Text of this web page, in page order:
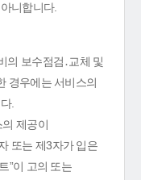
니합니다.
의 보수점검․교체 및
경우에는 서비스의
.
제공이
또는 제3자가 입은
”이 고의 또는